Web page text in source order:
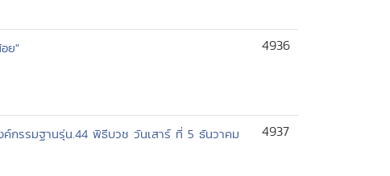
ย" 4936
กรรมฐานรุ่น.44 พิธีบวช วันเสาร์ ที่ 5 ธันวาคม
4937